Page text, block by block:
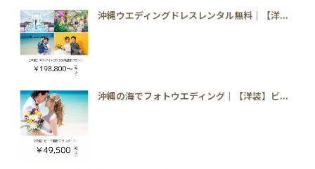
沖縄ウエディングドレスレンタル無料｜【洋...
沖縄の海でフォトウエディング｜【洋装】ビ...